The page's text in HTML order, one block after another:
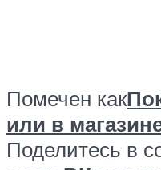
Помечен как
или в
Поделитесь в